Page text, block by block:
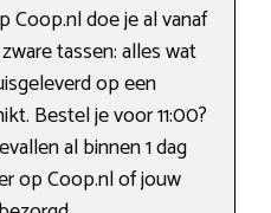
doe je al vanaf
tassen: alles wat
op een
Bestel je voor 11:00?
al binnen 1 dag
op Coop.nl of jouw